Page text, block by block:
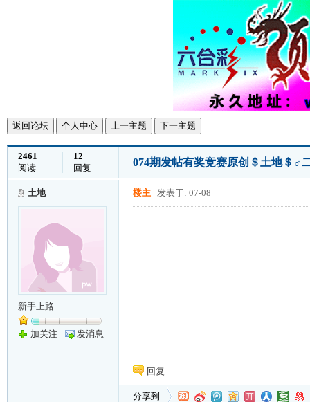
返回论坛 个人中心 上一主题 下一主题
2461
阅读
12
回复
074期发帖有奖竞赛原创＄土地＄♂
土地
新手上路
加关注 发消息
楼主 发表于: 07-08
回复
分享到